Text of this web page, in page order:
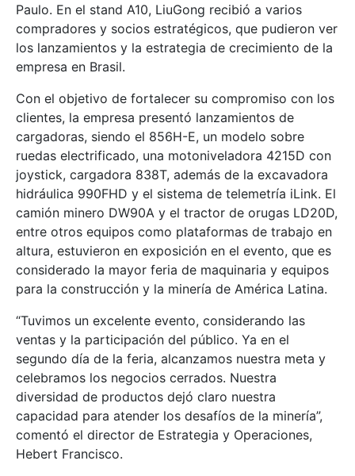
Paulo. En el stand A10, LiuGong recibió a varios
compradores y socios estratégicos, que pudieron ver
los lanzamientos y la estrategia de crecimiento de la
empresa en Brasil.
Con el objetivo de fortalecer su compromiso con los
clientes, la empresa presentó lanzamientos de
cargadoras, siendo el 856H-E, un modelo sobre
ruedas electrificado, una motoniveladora 4215D con
joystick, cargadora 838T, además de la excavadora
hidráulica 990FHD y el sistema de telemetría iLink. El
camión minero DW90A y el tractor de orugas LD20D,
entre otros equipos como plataformas de trabajo en
altura, estuvieron en exposición en el evento, que es
considerado la mayor feria de maquinaria y equipos
para la construcción y la minería de América Latina.
“Tuvimos un excelente evento, considerando las
ventas y la participación del público. Ya en el
segundo día de la feria, alcanzamos nuestra meta y
celebramos los negocios cerrados. Nuestra
diversidad de productos dejó claro nuestra
capacidad para atender los desafíos de la minería”,
comentó el director de Estrategia y Operaciones,
Hebert Francisco.